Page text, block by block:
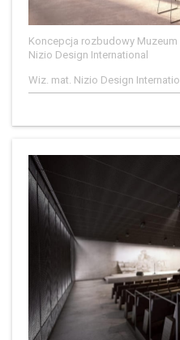
Koncepcja rozbudowy
Nizio Design International
Wiz. mat. Nizio Design